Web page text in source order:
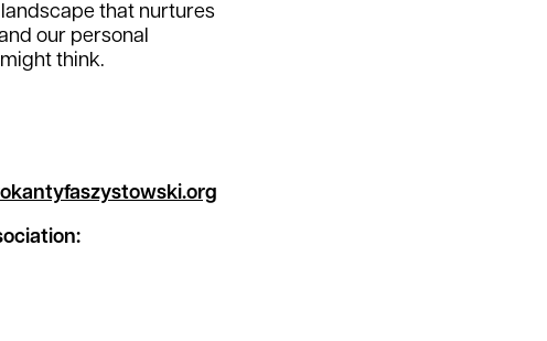
that nurtures
our personal
think.